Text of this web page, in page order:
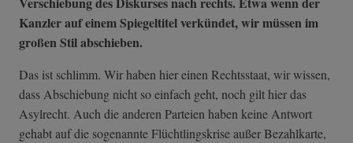
Kanzler auf einem Spiegeltitel verkündet, wir müssen im
großen Stil abschieben.
Das ist schlimm. Wir haben hier einen Rechtsstaat, wir wissen,
dass Abschiebung nicht so einfach geht, noch gilt hier das
Asylrecht. Auch die anderen Parteien haben keine Antwort
gehabt auf die sogenannte Flüchtlingskrise außer Bezahlkarte,